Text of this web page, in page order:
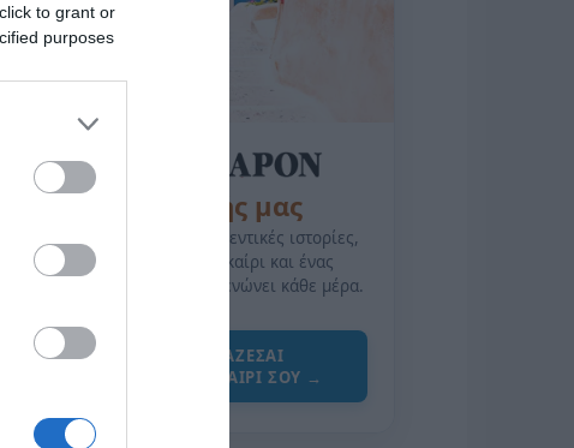
to grant or
purposes
της Ζωής μας
Οι άνθρωποι, οι αυθεντικές ιστορίες,
το ελληνικό καλοκαίρι και ένας
πολιτισμός που μας ενώνει κάθε μέρα.
ΌΣΑ ΧΡΕΙΆΖΕΣΑΙ
ΓΙΑ ΤΟ ΚΑΛΟΚΑΊΡΙ ΣΟΥ →